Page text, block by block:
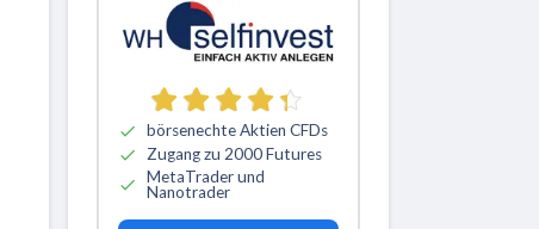
börsenechte Aktien CFDs
Zugang zu 2000 Futures
MetaTrader und
Nanotrader